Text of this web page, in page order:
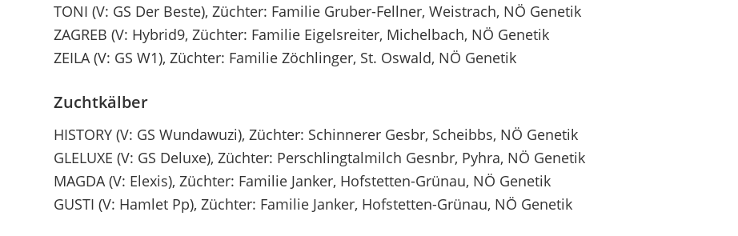
TONI (V: GS Der Beste), Züchter: Familie Gruber-Fellner, Weistrach, NÖ Genetik
ZAGREB (V: Hybrid9, Züchter: Familie Eigelsreiter, Michelbach, NÖ Genetik
ZEILA (V: GS W1), Züchter: Familie Zöchlinger, St. Oswald, NÖ Genetik
Zuchtkälber
HISTORY (V: GS Wundawuzi), Züchter: Schinnerer Gesbr, Scheibbs, NÖ Genetik
GLELUXE (V: GS Deluxe), Züchter: Perschlingtalmilch Gesnbr, Pyhra, NÖ Genetik
MAGDA (V: Elexis), Züchter: Familie Janker, Hofstetten-Grünau, NÖ Genetik
GUSTI (V: Hamlet Pp), Züchter: Familie Janker, Hofstetten-Grünau, NÖ Genetik